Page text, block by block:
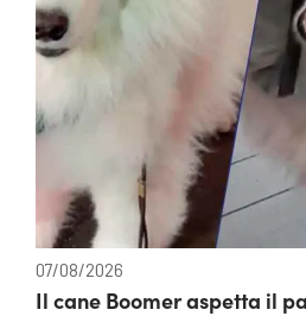
07/08/2026
Il cane Boomer aspetta il